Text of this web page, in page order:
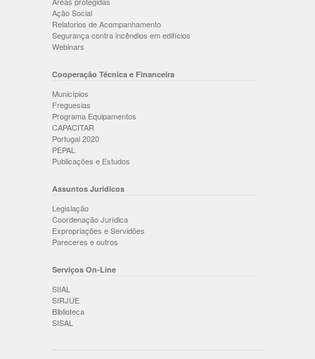
Ação Social
Relatorios de Acompanhamento
Segurança contra incêndios em edifícios
Webinars
Cooperação Técnica e Financeira
Municípios
Freguesias
Programa Equipamentos
CAPACITAR
Portugal 2020
PEPAL
Publicações e Estudos
Assuntos Jurídicos
Legislação
Coordenação Jurídica
Expropriações e Servidões
Pareceres e outros
Serviços On-Line
SIIAL
SIRJUE
Biblioteca
SISAL